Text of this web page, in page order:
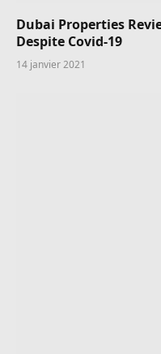
Dubai Properties
Despite Covid-19
14 janvier 2021